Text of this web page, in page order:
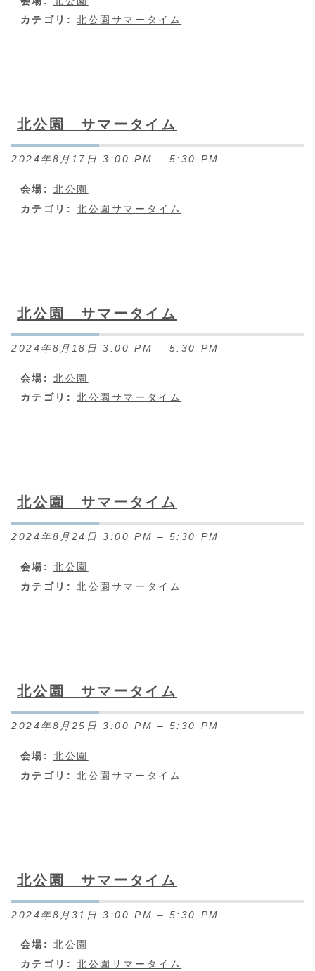
カテゴリ:
北公園サマータイム
北公園 サマータイム
2024年8月17日 3:00 PM – 5:30 PM
会場:
北公園
カテゴリ:
北公園サマータイム
北公園 サマータイム
2024年8月18日 3:00 PM – 5:30 PM
会場:
北公園
カテゴリ:
北公園サマータイム
北公園 サマータイム
2024年8月24日 3:00 PM – 5:30 PM
会場:
北公園
カテゴリ:
北公園サマータイム
北公園 サマータイム
2024年8月25日 3:00 PM – 5:30 PM
会場:
北公園
カテゴリ:
北公園サマータイム
北公園 サマータイム
2024年8月31日 3:00 PM – 5:30 PM
会場:
北公園
カテゴリ:
北公園サマータイム